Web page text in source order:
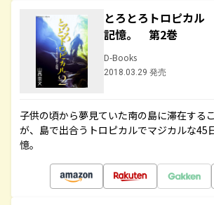
とろとろトロピカル
記憶。 第2巻
D-Books
2018.03.29 発売
子供の頃から夢見ていた南の島に滞在する
が、島で出合うトロピカルでマジカルな45
憶。